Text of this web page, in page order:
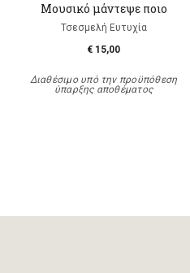
Μουσικό μάντεψε ποιο
Τσεσμελή Ευτυχία
€ 15,00
Διαθέσιμο υπό την προϋπόθεση
ύπαρξης αποθέματος